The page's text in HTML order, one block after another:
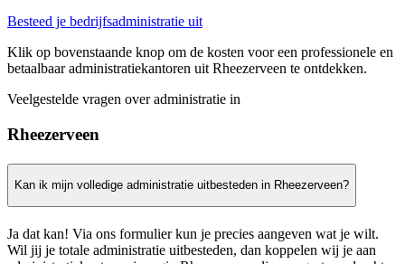
Besteed je bedrijfsadministratie uit
Klik op bovenstaande knop om de kosten voor een professionele en
betaalbaar administratiekantoren uit Rheezerveen te ontdekken.
Veelgestelde vragen over administratie in
Rheezerveen
Kan ik mijn volledige administratie uitbesteden in Rheezerveen?
Ja dat kan! Via ons formulier kun je precies aangeven wat je wilt.
Wil jij je totale administratie uitbesteden, dan koppelen wij je aan